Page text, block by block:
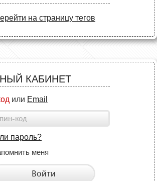
на страницу тегов
КАБИНЕТ
или Email
пароль?
меня
Войти